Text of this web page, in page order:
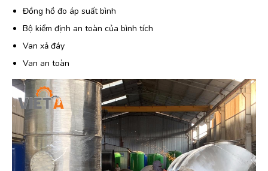
Đồng hồ đo áp suất bình
Bộ kiểm định an toàn của bình tích
Van xả đáy
Van an toàn